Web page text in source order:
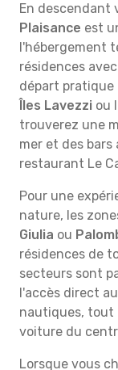
En descendant
Plaisance est
l'hébergement
résidences
départ pratique
Îles Lavezzi ou
trouverez une
mer et des bars
restaurant Le
Pour une
nature, les
Giulia ou
résidences de
secteurs sont
l'accès direct
nautiques, tout
voiture du
Lorsque vous